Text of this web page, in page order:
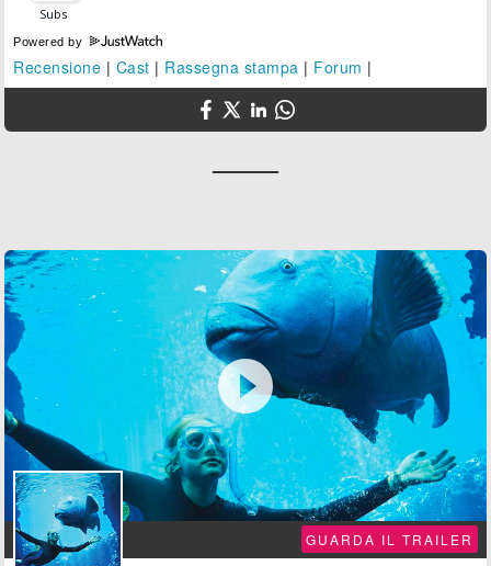
Powered by
Recensione | Cast | Rassegna stampa | Forum |

GUARDA IL TRAILER